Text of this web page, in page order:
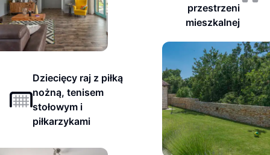
przestrzeni
mieszkalnej
Dziecięcy raj z piłką
nożną, tenisem
stołowym i
piłkarzykami